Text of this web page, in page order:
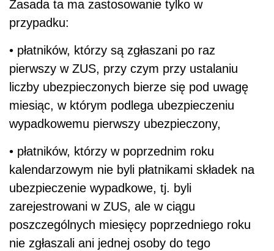
Zasada ta ma zastosowanie tylko w
przypadku:
• płatników, którzy są zgłaszani po raz
pierwszy w ZUS, przy czym przy ustalaniu
liczby ubezpieczonych bierze się pod uwagę
miesiąc, w którym podlega ubezpieczeniu
wypadkowemu pierwszy ubezpieczony,
• płatników, którzy w poprzednim roku
kalendarzowym nie byli płatnikami składek na
ubezpieczenie wypadkowe, tj. byli
zarejestrowani w ZUS, ale w ciągu
poszczególnych miesięcy poprzedniego roku
nie zgłaszali ani jednej osoby do tego